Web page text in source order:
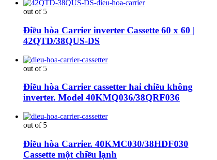
out of 5
Điều hòa Carrier inverter Cassette 60 x 60 |
42QTD/38QUS-DS
out of 5
Điều hòa Carrier cassetter hai chiều không
inverter. Model 40KMQ036/38QRF036
out of 5
Điều hòa Carrier. 40KMC030/38HDF030
Cassette một chiều lạnh